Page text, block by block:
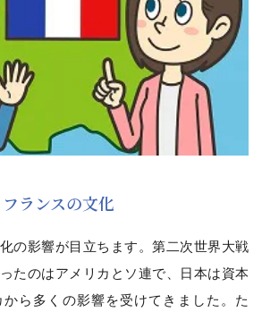
ランスの文化
の影響が目立ちます。第二次世界大戦
たのはアメリカとソ連で、日本は資本
ら多くの影響を受けてきました。た